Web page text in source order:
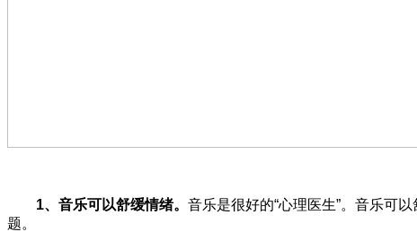
1、音乐可以舒缓情绪。 音乐是很好的“心理医生”。音乐可
题。